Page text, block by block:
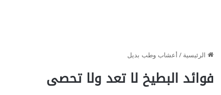
الرئيسية/أعشاب وطب بديل
فوائد البطيخ لا تعد ولا تحصى